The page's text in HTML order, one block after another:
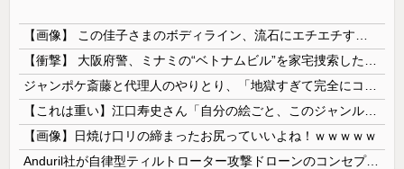
【画像】日焼け口リの締まったお尻っていいよね！ｗｗｗｗｗ
Anduril社が自律型ティルトローター攻撃ドローンのコンセプトで衝撃を与える！